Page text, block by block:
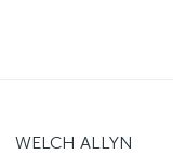
WELCH ALLYN